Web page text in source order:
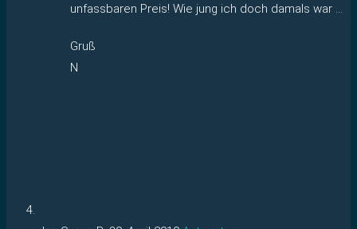
unfassbaren Preis! Wie jung ich doch damals war …
Gruß
N